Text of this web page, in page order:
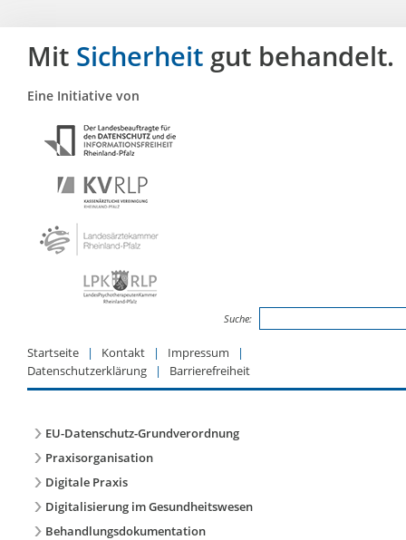
Eine Initiative von
Mit Sicherheit gut behandelt.
Suche:
Startseite Kontakt
Impressum
Datenschutzerklärung
Barrierefreiheit
EU-Datenschutz-Grundverordnung
Praxisorganisation
Digitale Praxis
Digitalisierung im Gesundheitswesen
Behandlungsdokumentation